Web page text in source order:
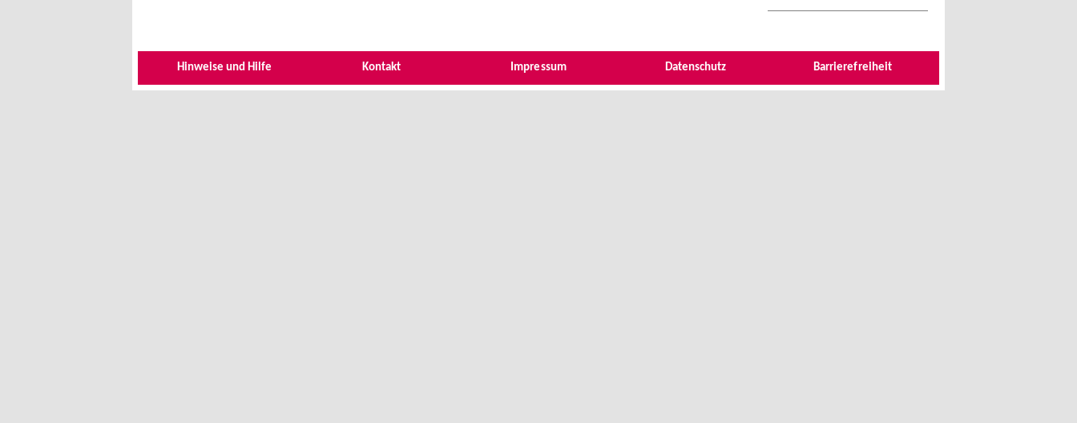
Hinweise und Hilfe Kontakt Impressum Datenschutz Barrierefreiheit